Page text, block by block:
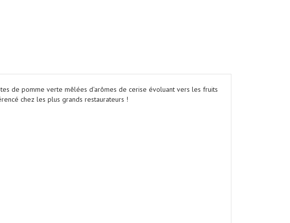
de pomme verte mêlées d'arômes de cerise évoluant vers les fruits
chez les plus grands restaurateurs !